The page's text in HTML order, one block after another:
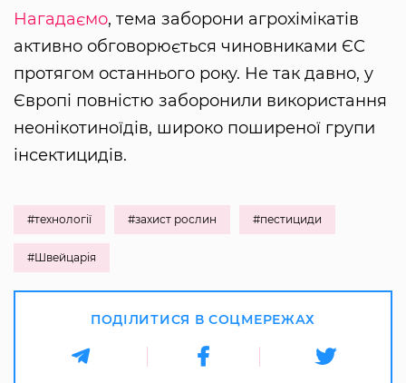
Нагадаємо, тема заборони агрохімікатів
активно обговорюється чиновниками ЄС
протягом останнього року. Не так давно, у
Європі повністю заборонили використання
неонікотиноїдів, широко поширеної групи
інсектицидів.
#технології #захист рослин #пестициди
#Швейцарія
ПОДІЛИТИСЯ В СОЦМЕРЕЖАХ